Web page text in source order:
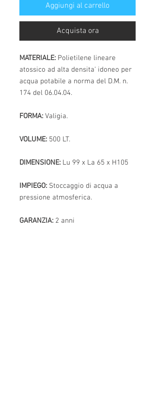
Aggiungi al carrello
Acquista ora
MATERIALE: Polietilene lineare
atossico ad alta densita' idoneo per
acqua potabile a norma del D.M. n.
174 del 06.04.04.
FORMA: Valigia.
VOLUME: 500 LT.
DIMENSIONE: Lu 99 x La 65 x H105
IMPIEGO: Stoccaggio di acqua a
pressione atmosferica.
GARANZIA: 2 anni